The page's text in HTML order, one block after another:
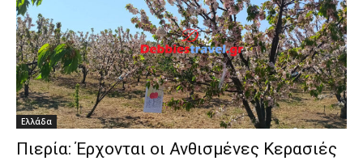
Ελλάδα
Πιερία: Έρχονται οι Ανθισμένες Κερασιές